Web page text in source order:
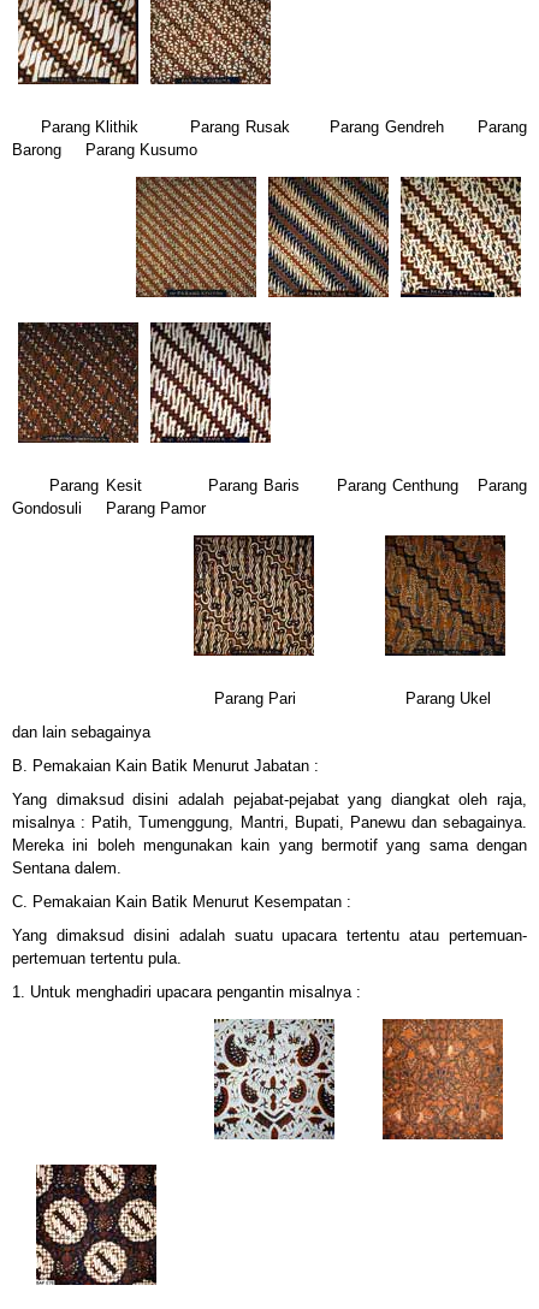
Parang Klithik Parang Rusak Parang Gendreh
Parang
Barong
Parang Kusumo
Parang Kesit Parang Baris Parang Centhung
Parang
Gondosuli
Parang Pamor
Parang Pari
Parang Ukel
dan lain sebagainya
B. Pemakaian Kain Batik Menurut Jabatan :
Yang dimaksud disini adalah pejabat-pejabat yang diangkat oleh raja,
misalnya : Patih, Tumenggung, Mantri, Bupati, Panewu dan sebagainya.
Mereka ini boleh mengunakan kain yang bermotif yang sama dengan
Sentana dalem.
C. Pemakaian Kain Batik Menurut Kesempatan :
Yang dimaksud disini adalah suatu upacara tertentu atau pertemuan-
pertemuan tertentu pula.
1. Untuk menghadiri upacara pengantin misalnya :